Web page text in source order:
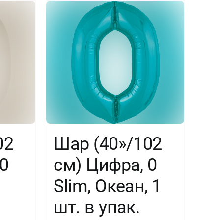
в
упак.
Шар (40»/102
см) Цифра, 0
Slim, Океан, 1
шт. в упак.